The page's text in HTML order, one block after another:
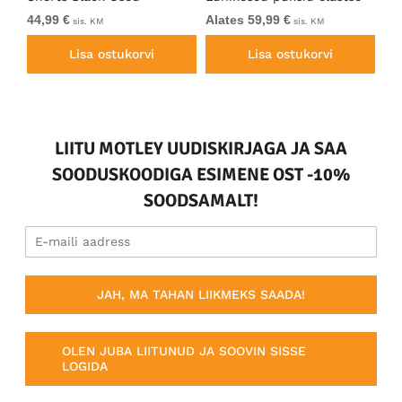
44,99 € sis. KM
Lisa ostukorvi
vöökohaga Tumesinine
Alates 59,99 € sis. KM
Lisa ostukorvi
LIITU MOTLEY UUDISKIRJAGA JA SAA
SOODUSKOODIGA ESIMENE OST -10%
SOODSAMALT!
JAH, MA TAHAN LIIKMEKS SAADA!
OLEN JUBA LIITUNUD JA SOOVIN SISSE
LOGIDA